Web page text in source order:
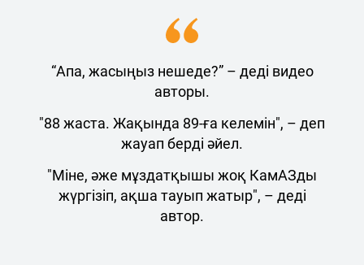
“Апа, жасыңыз нешеде?” – деді видео
авторы.
"88 жаста. Жақында 89-ға келемін", – деп
жауап берді әйел.
"Міне, әже мұздатқышы жоқ КамАЗды
жүргізіп, ақша тауып жатыр", – деді
автор.